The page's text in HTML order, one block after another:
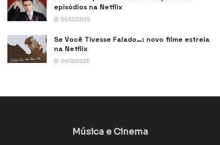
episódios na Netflix
06/12/2025
Se Você Tivesse Falado…: novo filme estreia
na Netflix
04/12/2025
Música e Cinema